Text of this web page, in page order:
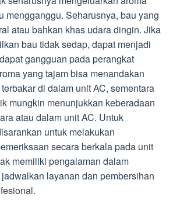
mengganggu. Seharusnya, bau yang
atau bahkan khas udara dingin. Jika
bau tidak sedap, dapat menjadi
gangguan pada perangkat
yang tajam bisa menandakan
di dalam unit AC, sementara
mungkin menunjukkan keberadaan
atau dalam unit AC. Untuk
untuk melakukan
secara berkala pada unit
memiliki pengalaman dalam
layanan dan pembersihan